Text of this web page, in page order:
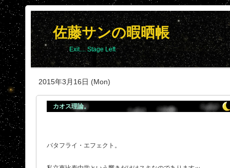
佐藤サンの暇晒帳
Exit.... Stage Left
2015年3月16日 (Mon)
カオス理論。
バタフライ・エフェクト。